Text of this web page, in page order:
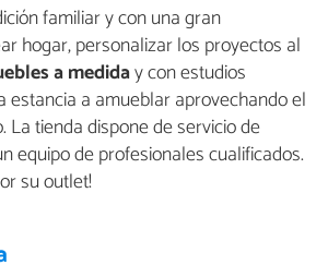
familiar y con una gran
hogar, personalizar los proyectos al
a mediday con estudios
estancia a amueblar aprovechando el
La tienda dispone de servicio de
equipo de profesionales cualificados.
su outlet!